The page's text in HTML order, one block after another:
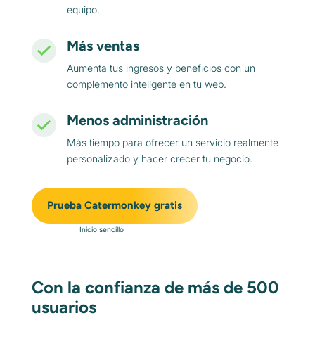
equipo.
Más ventas
Aumenta tus ingresos y beneficios con un
complemento inteligente en tu web.
Menos administración
Más tiempo para ofrecer un servicio realmente
personalizado y hacer crecer tu negocio.
Prueba Catermonkey gratis
Inicio sencillo
Con la confianza de más de 500
usuarios